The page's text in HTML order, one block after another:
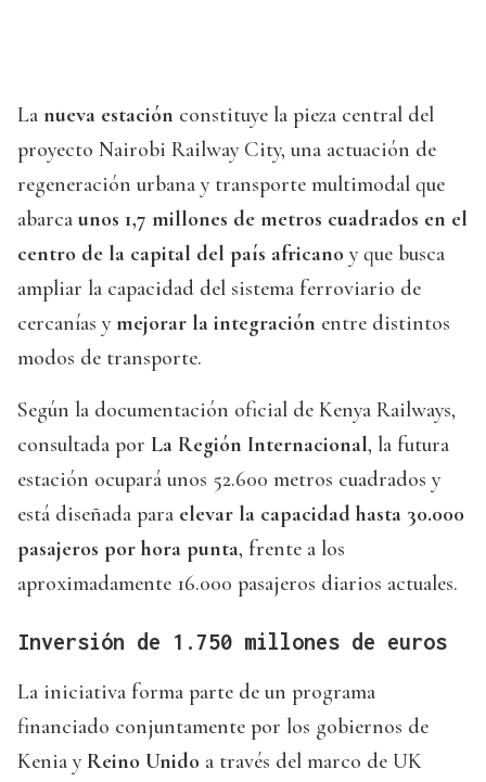
La nueva estación constituye la pieza central del
proyecto Nairobi Railway City, una actuación de
regeneración urbana y transporte multimodal que
abarca unos 1,7 millones de metros cuadrados en el
centro de la capital del país africano y que busca
ampliar la capacidad del sistema ferroviario de
cercanías ymejorar la integración entre distintos
modos de transporte.
Según la documentación oficial de Kenya Railways,
consultada por La Región Internacional, la futura
estación ocupará unos 52.600 metros cuadrados y
está diseñada para elevar la capacidad hasta 30.000
pasajeros por hora punta, frente a los
aproximadamente 16.000 pasajeros diarios actuales.
Inversión de 1.750 millones de euros
La iniciativa forma parte de un programa
financiado conjuntamente por los gobiernos de
Kenia yReino Unido a través del marco de UK